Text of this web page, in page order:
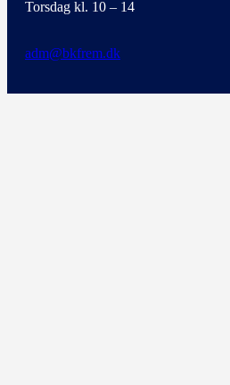
Torsdag kl. 10 – 14
adm@bkfrem.dk